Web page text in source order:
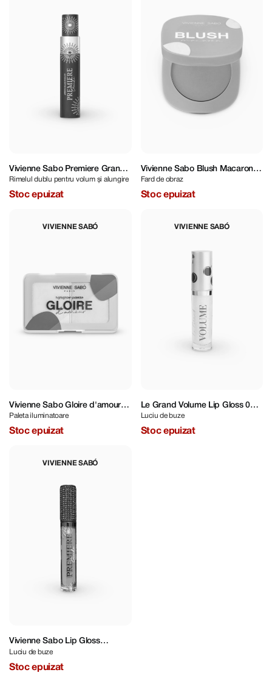
Vivienne Sabo Premiere Grande
Artistic Volume 11.5 ml
Rimelul dublu pentru volum și alungire
Stoc epuizat
Vivienne Sabo Blush Macaron
03 4.1g
Fard de obraz
Stoc epuizat
VIVIENNE SABÓ
Vivienne Sabo Gloire d'amour
01 6 g
Paleta iluminatoare
Stoc epuizat
VIVIENNE SABÓ
Le Grand Volume Lip Gloss 01
Pearl 3 ml
Luciu de buze
Stoc epuizat
VIVIENNE SABÓ
Vivienne Sabo Lip Gloss
Premiere Grande
Luciu de buze
Stoc epuizat